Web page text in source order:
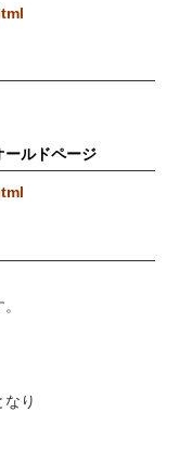
ルドページ
り